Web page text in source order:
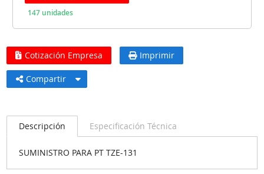
147 unidades
Cotización Empresa Imprimir
Compartir
Descripción Especificación Técnica
SUMINISTRO PARA PT TZE-131